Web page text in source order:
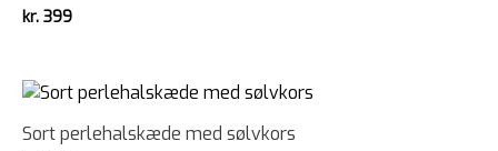
kr. 399
Sort perlehalskæde med sølvkors